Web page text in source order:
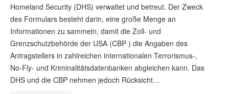
Homeland Security (DHS) verwaltet und betreut. Der Zweck
des Formulars besteht darin, eine große Menge an
Informationen zu sammeln, damit die Zoll- und
Grenzschutzbehörde der USA (CBP ) die Angaben des
Antragstellers in zahlreichen internationalen Terrorismus-,
No-Fly- und Kriminalitätsdatenbanken abgleichen kann. Das
DHS und die CBP nehmen jedoch Rücksicht…